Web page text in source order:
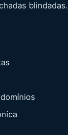
blindadas.